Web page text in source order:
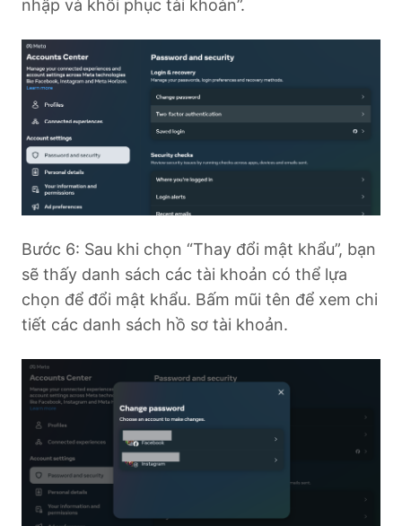
nhập và khôi phục tài khoản”.
Bước 6: Sau khi chọn “Thay đổi mật khẩu”, bạn
sẽ thấy danh sách các tài khoản có thể lựa
chọn để đổi mật khẩu. Bấm mũi tên để xem chi
tiết các danh sách hồ sơ tài khoản.